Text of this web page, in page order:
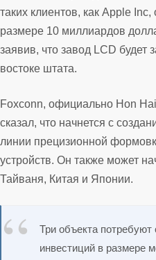
таких клиентов, как Apple
размере 10 миллиардов
заявив, что завод LCD будет
востоке штата.
Foxconn, официально Hon
сказал, что начнется с
линии прецизионной
устройств. Он также может
Тайваня, Китая и Японии.
Три объекта
инвестиций в размере